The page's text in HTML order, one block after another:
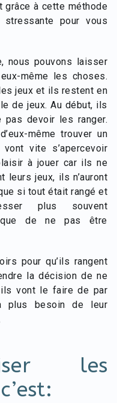
grâce à cette méthode
pour vous
nous pouvons laisser
même les choses.
jeux et ils restent en
de jeux. Au début, ils
pas devoir les ranger.
même trouver un
vite s’apercevoir
à jouer car ils ne
leurs jeux, ils n’auront
si tout était rangé et
plus souvent
de ne pas être
pour qu’ils rangent
la décision de ne
vont le faire de par
plus besoin de leur
les